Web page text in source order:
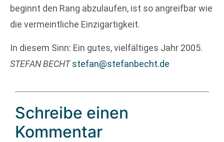
beginnt den Rang abzulaufen, ist so angreifbar wie
die vermeintliche Einzigartigkeit.
In diesem Sinn: Ein gutes, vielfältiges Jahr 2005.
STEFAN BECHT stefan@stefanbecht.de
Schreibe einen
Kommentar